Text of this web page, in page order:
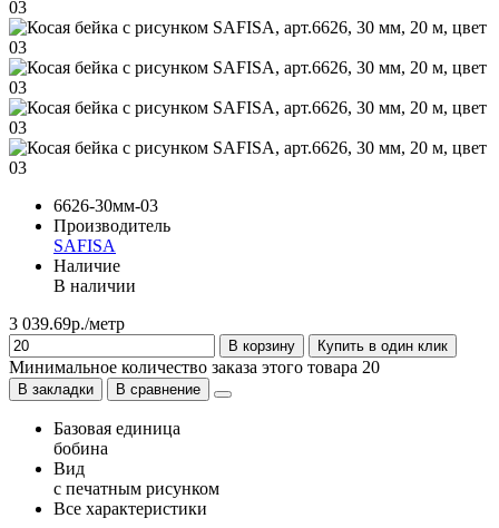
6626-30мм-03
Производитель
SAFISA
Наличие
В наличии
3 039.69р./метр
В корзину Купить в один клик
Минимальное количество заказа этого товара 20
В закладки В сравнение
Базовая единица
бобина
Вид
с печатным рисунком
Все характеристики